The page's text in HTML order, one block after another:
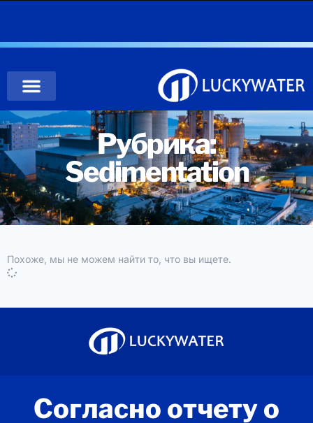
Рубрика:
Sedimentation
Похоже, мы не можем найти то, что вы ищете.
Согласно отчету о